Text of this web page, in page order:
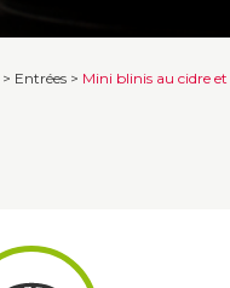
> Entrées > Mini blinis au cidre